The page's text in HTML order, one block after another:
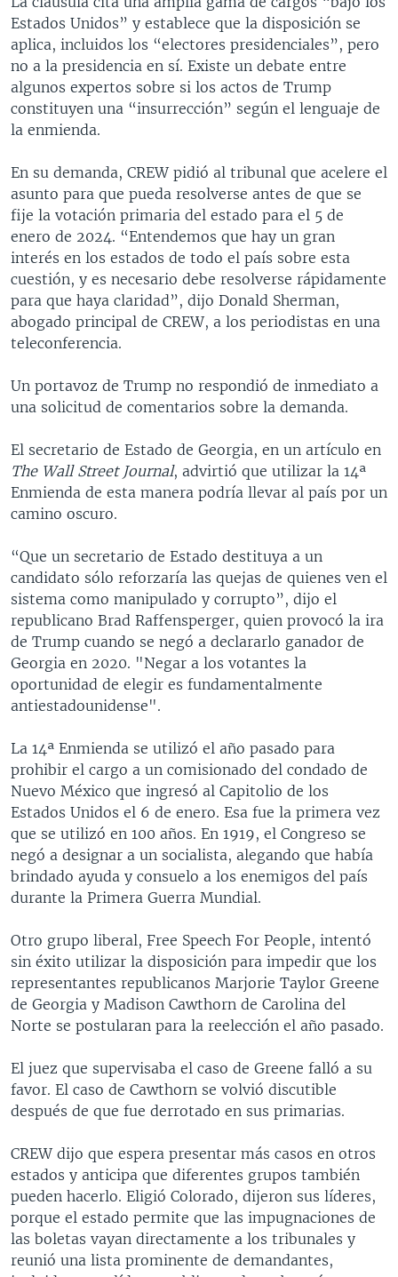
Estados Unidos” y establece que la disposición se
aplica, incluidos los “electores presidenciales”, pero
no a la presidencia en sí. Existe un debate entre
algunos expertos sobre si los actos de Trump
constituyen una “insurrección” según el lenguaje de
la enmienda.
En su demanda, CREW pidió al tribunal que acelere el
asunto para que pueda resolverse antes de que se
fije la votación primaria del estado para el 5 de
enero de 2024. “Entendemos que hay un gran
interés en los estados de todo el país sobre esta
cuestión, y es necesario debe resolverse rápidamente
para que haya claridad”, dijo Donald Sherman,
abogado principal de CREW, a los periodistas en una
teleconferencia.
Un portavoz de Trump no respondió de inmediato a
una solicitud de comentarios sobre la demanda.
El secretario de Estado de Georgia, en un artículo en
The Wall Street Journal, advirtió que utilizar la 14ª
Enmienda de esta manera podría llevar al país por un
camino oscuro.
“Que un secretario de Estado destituya a un
candidato sólo reforzaría las quejas de quienes ven el
sistema como manipulado y corrupto”, dijo el
republicano Brad Raffensperger, quien provocó la ira
de Trump cuando se negó a declararlo ganador de
Georgia en 2020. "Negar a los votantes la
oportunidad de elegir es fundamentalmente
antiestadounidense".
La 14ª Enmienda se utilizó el año pasado para
prohibir el cargo a un comisionado del condado de
Nuevo México que ingresó al Capitolio de los
Estados Unidos el 6 de enero. Esa fue la primera vez
que se utilizó en 100 años. En 1919, el Congreso se
negó a designar a un socialista, alegando que había
brindado ayuda y consuelo a los enemigos del país
durante la Primera Guerra Mundial.
Otro grupo liberal, Free Speech For People, intentó
sin éxito utilizar la disposición para impedir que los
representantes republicanos Marjorie Taylor Greene
de Georgia y Madison Cawthorn de Carolina del
Norte se postularan para la reelección el año pasado.
El juez que supervisaba el caso de Greene falló a su
favor. El caso de Cawthorn se volvió discutible
después de que fue derrotado en sus primarias.
CREW dijo que espera presentar más casos en otros
estados y anticipa que diferentes grupos también
pueden hacerlo. Eligió Colorado, dijeron sus líderes,
porque el estado permite que las impugnaciones de
las boletas vayan directamente a los tribunales y
reunió una lista prominente de demandantes,